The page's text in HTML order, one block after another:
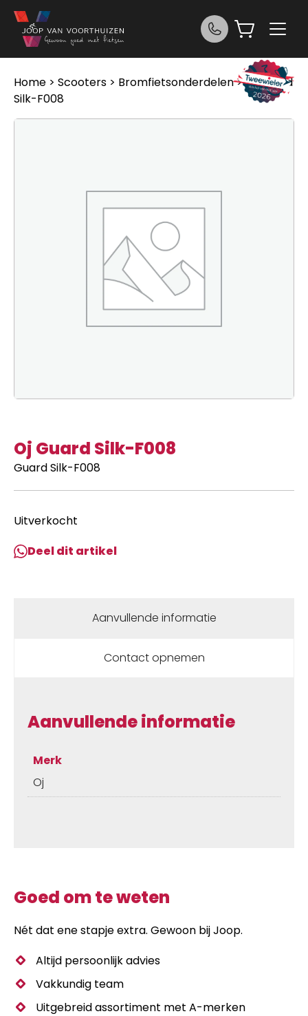
Ga naar de inhoud
Home > Scooters > Bromfietsonderdelen> Oj Guard
Silk-F008
Oj Guard Silk-F008
Guard Silk-F008
Uitverkocht
Deel dit artikel
Aanvullende informatie
Contact opnemen
Aanvullende informatie
Merk
Oj
Goed om te weten
Nét dat ene stapje extra. Gewoon bij Joop.
Altijd persoonlijk advies
Vakkundig team
Uitgebreid assortiment met A-merken